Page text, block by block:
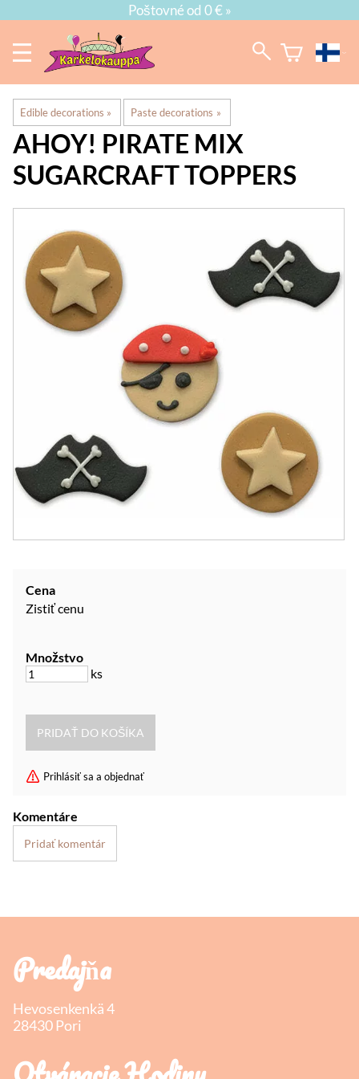
Poštovné od 0 € »
Edible decorations ‪» Paste decorations ‪»
AHOY! PIRATE MIX
SUGARCRAFT TOPPERS
Cena
Zistiť cenu
Množstvo
ks
Prihlásiť sa a objednať
Komentáre
Pridať komentár
Predajňa
Hevosenkenkä 4
28430 Pori